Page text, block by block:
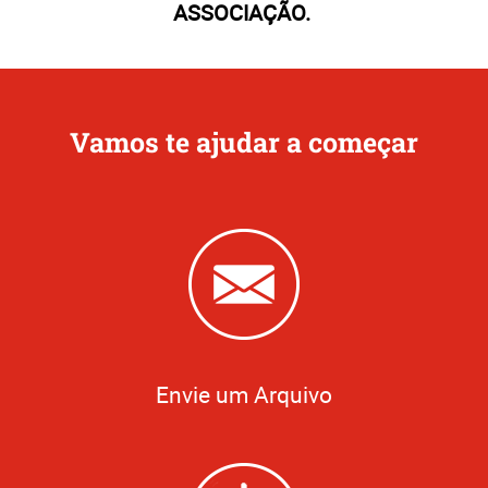
ASSOCIAÇÃO.
Vamos te ajudar a começar
Envie um Arquivo